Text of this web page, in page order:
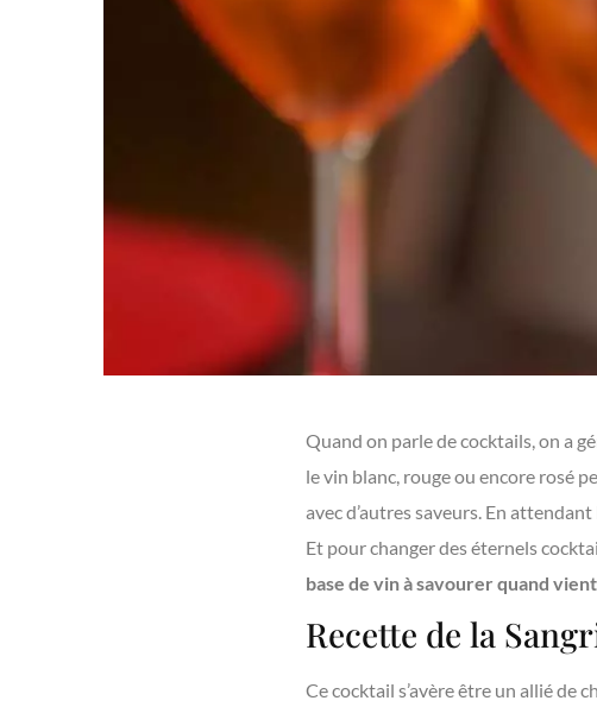
Quand on parle de cocktails, on a
le vin blanc, rouge ou encore rosé
avec d’autres saveurs. En
Et pour changer des éternels
base de vin à savourer quand vient
Recette de la
Ce cocktail s’avère être un allié de